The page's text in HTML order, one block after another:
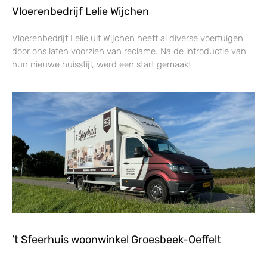
Vloerenbedrijf Lelie Wijchen
Vloerenbedrijf Lelie uit Wijchen heeft al diverse voertuigen
door ons laten voorzien van reclame. Na de introductie van
hun nieuwe huisstijl, werd een start gemaakt
’t Sfeerhuis woonwinkel Groesbeek-Oeffelt